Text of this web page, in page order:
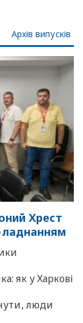
Архів випусків
Хрест
як у Харкові
люди